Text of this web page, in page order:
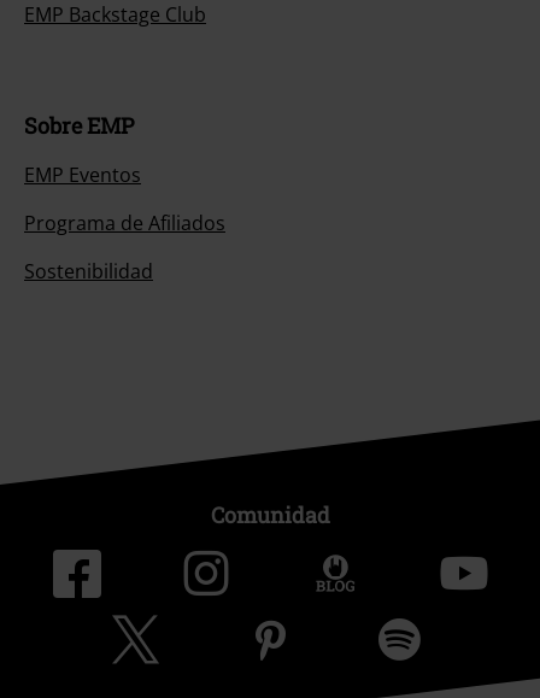
EMP Backstage Club
Sobre EMP
EMP Eventos
Programa de Afiliados
Sostenibilidad
Comunidad